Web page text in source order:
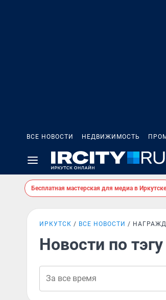
ВСЕ НОВОСТИ НЕДВИЖИМОСТЬ
Бесплатная мастерская для медиа в Иркутске
ИРКУТСК ВСЕ НОВОСТИ
Новости по